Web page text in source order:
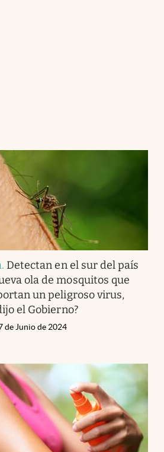
. Detectan en el sur del país
ola de mosquitos que
un peligroso virus,
el Gobierno?
de Junio de 2024